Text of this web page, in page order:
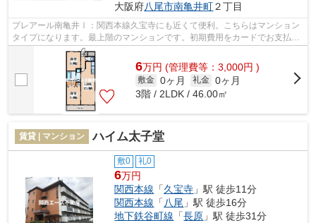
大阪府八尾市南亀井町２丁目
プレアール南亀井Ⅰ：関西本線久宝寺にも近くて便利。こちらはマンション
タイプになります。最上階のマンションです。初期費用をカードでお支払い
いただけるので、カードで決済したい方...
6万円 (管理費等：3,000円 )
敷金 0ヶ月 礼金 0ヶ月
3階 / 2LDK / 46.00㎡
賃貸 | マンション ハイム太子堂
敷0 礼0
6万円
関西本線 「久宝寺 」駅 徒歩11分
関西本線 「 八尾 」駅 徒歩16分
地下鉄谷町線 「長原 」駅 徒歩31分